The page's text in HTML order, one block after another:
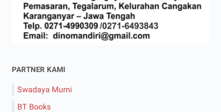
PARTNER KAMI
Swadaya Murni
BT Books